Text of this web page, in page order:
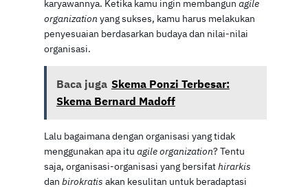
karyawannya. Ketika kamu ingin membangun agile
organization yang sukses, kamu harus melakukan
penyesuaian berdasarkan budaya dan nilai-nilai
organisasi.
Baca juga Skema Ponzi Terbesar:
Skema Bernard Madoff
Lalu bagaimana dengan organisasi yang tidak
menggunakan apa itu agile organization? Tentu
saja, organisasi-organisasi yang bersifathirarkis
dan birokratis akan kesulitan untuk beradaptasi